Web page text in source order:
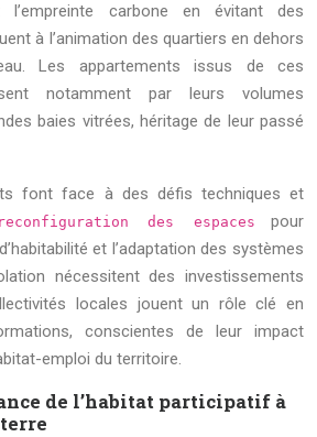
l’empreinte carbone en évitant des
à l’animation des quartiers en dehors
Les appartements issus de ces
notamment par leurs volumes
baies vitrées, héritage de leur passé
font face à des défis techniques et
reconfiguration des espaces
pour
et l’adaptation des systèmes
nécessitent des investissements
locales jouent un rôle clé en
conscientes de leur impact
emploi du territoire.
de l’habitat participatif à